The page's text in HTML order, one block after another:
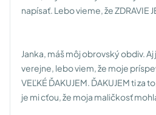
napísať. Lebo vieme, že ZDRAVIE
Janka, máš môj obrovský obdiv.
verejne, lebo viem, že moje
VEĽKÉ ĎAKUJEM. ĎAKUJEM ti za
je mi cťou, že moja maličkosť